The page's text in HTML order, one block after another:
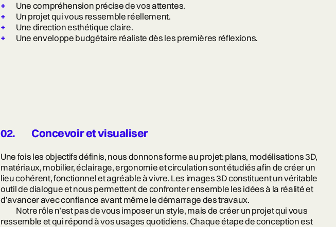
Une compréhension précise de vos attentes.
Un projet qui vous ressemble réellement.
Une direction esthétique claire.
Une enveloppe budgétaire réaliste dès les premières réflexions.
02. Concevoir et visualiser
Une fois les objectifs définis, nous donnons forme au projet: plans, modélisations 3D,
matériaux, mobilier, éclairage, ergonomie et circulation sont étudiés afin de créer un
lieu cohérent, fonctionnel et agréable à vivre. Les images 3D constituent un véritable
outil de dialogue et nous permettent de confronter ensemble les idées à la réalité et
d’avancer avec confiance avant même le démarrage des travaux.
Notre rôle n’est pas de vous imposer un style, mais de créer un projet qui vous
ressemble et qui répond à vos usages quotidiens. Chaque étape de conception est